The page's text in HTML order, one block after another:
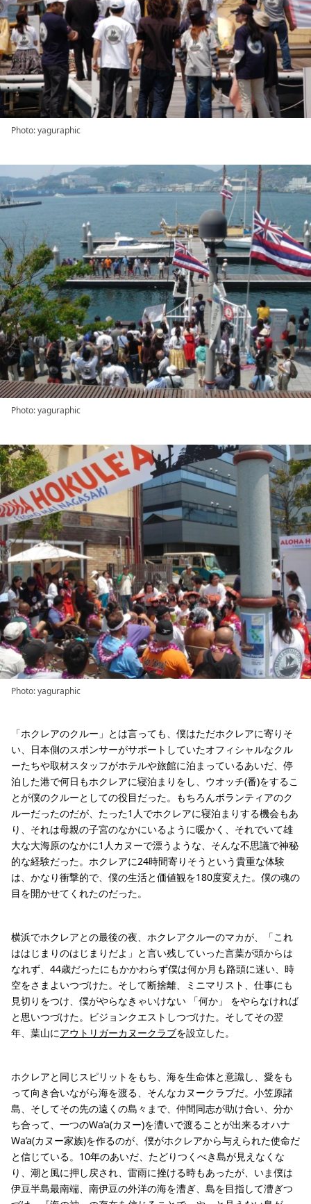
Photo: yaguraphic
Photo: yaguraphic
Photo: yaguraphic
「ホクレアのクルー」とは言っても、僕はただホクレアに寄りそ
い、日本側のスポンサーがサポートしていたオフィシャルなクル
ーたちや取材スタッフがホテルや旅館に泊まっているあいだ、停
泊した港で何日もホクレアに寝泊まりをし、ウオッチ(番)をするこ
とが僕のクルーとしての役目だった。もちろんボランティアのク
ルーだったのだが、たった1人でホクレアに寝泊まりする機会もあ
り、それは母親の子宮のなかにいるように暖かく、それでいて雄
大な大海原のなかに1人カヌーで漂うような、そんな不思議で神秘
的な経験だった。ホクレアに24時間寄りそうという貴重な体験
は、かなり衝撃的で、僕の生活と価値観を180度変えた。僕の魂の
目を開かせてくれたのだった。
横浜でホクレアとの最後の夜、ホクレアクルーのマカが、「これ
ははじまりのはじまりだよ」と言い残していった言葉が頭からは
なれず、44歳だったにもかかわらず僕は何か月も路頭に迷い、時
空をさまよいつづけた。そして断捨離、ミニマリスト、仕事にも
見切りをつけ、僕がやらなきゃいけない 「何か」 をやらなければ
と思いつづけた。ビジョンクエストしつづけた。そしてその翌
年、葉山にアウトリガーカヌークラブを設立した。
ホクレアと同じスピリットをもち、海を生命体と意識し、愛をも
って向き合いながら海を渡る、そんなカヌークラブだ。小笠原諸
島、そしてその先の遠くの島々まで、仲間同志が助け合い、分か
ち合って、一つのWa’a(カヌー)を漕いで渡ることが出来るオハナ
Wa’a(カヌー家族)を作るのが、僕がホクレアから与えられた使命だ
と信じている。10年のあいだ、たどりつくべき島が見えなくな
り、潮と風に押し戻され、雷雨に挫ける時もあったが、いま僕は
伊豆半島最南端、南伊豆の外洋の海を漕ぎ、島を目指して漕ぎつ